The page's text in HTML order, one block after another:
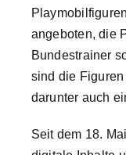
Magazin
Über uns
angeboten, die
Bundestrainer
sind die
darunter auch
Seit dem 18.